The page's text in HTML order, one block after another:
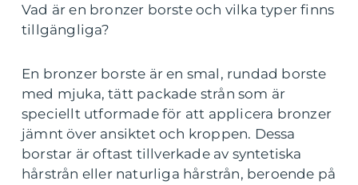
Vad är en bronzer borste och vilka typer finns
tillgängliga?
En bronzer borste är en smal, rundad borste
med mjuka, tätt packade strån som är
speciellt utformade för att applicera bronzer
jämnt över ansiktet och kroppen. Dessa
borstar är oftast tillverkade av syntetiska
hårstrån eller naturliga hårstrån, beroende på